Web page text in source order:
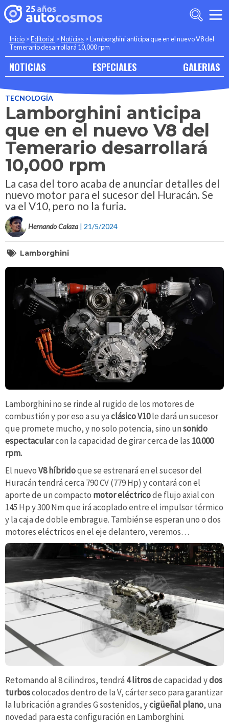
Inicio >Editorial >Noticias >Lamborghini anticipa que en el nuevo V8 del
Temerario desarrollará 10,000 rpm
NOTICIAS ESPECIALES GALERIAS
TECNOLOGÍA
Lamborghini anticipa
que en el nuevo V8 del
Temerario desarrollará
10,000 rpm
La casa del toro acaba de anunciar detalles del
nuevo motor para el sucesor del Huracán. Se
va el V10, pero no la furia.
Hernando Calaza | 21/5/2024
Lamborghini
Lamborghini no se rinde al rugido de los motores de
combustión y por eso a su yaclásico V10le dará un sucesor
que promete mucho, y no solo potencia, sino unsonido
espectacularcon la capacidad de girar cerca de las 10.000
rpm.
El nuevoV8 híbridoque se estrenará en el sucesor del
Huracán tendrá cerca 790 CV (779 Hp) y contará con el
aporte de un compacto motor eléctricode flujo axial con
145 Hp y 300 Nm que irá acoplado entre el impulsor térmico
y la caja de doble embrague. También se esperan uno o dos
motores eléctricos en el eje delantero, veremos…
Retomando al 8 cilindros, tendrá 4 litrosde capacidad ydos
turboscolocados dentro de la V, cárter seco para garantizar
la lubricación a grandes G sostenidos, ycigüeñal plano, una
novedad para esta configuración en Lamborghini.